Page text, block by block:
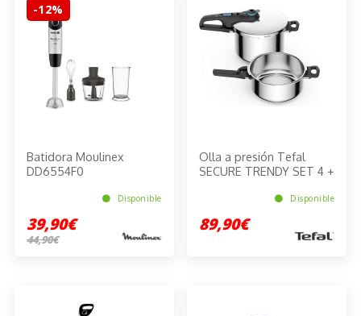
-12%
Batidora Moulinex
DD6554F0
Disponible
39,90€
44,90€
Olla a presión Tefal
SECURE TRENDY SET 4 +
Disponible
89,90€